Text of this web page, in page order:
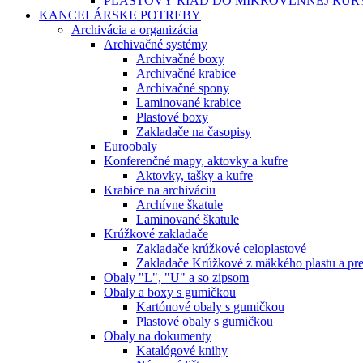
KANCELÁRSKE POTREBY
Archivácia a organizácia
Archivačné systémy
Archivačné boxy
Archivačné krabice
Archivačné spony
Laminované krabice
Plastové boxy
Zakladače na časopisy
Euroobaly
Konferenčné mapy, aktovky a kufre
Aktovky, tašky a kufre
Krabice na archiváciu
Archívne škatule
Laminované škatule
Krúžkové zakladače
Zakladače krúžkové celoplastové
Zakladače Krúžkové z mäkkého plastu a
Obaly "L", "U" a so zipsom
Obaly a boxy s gumičkou
Kartónové obaly s gumičkou
Plastové obaly s gumičkou
Obaly na dokumenty
Katalógové knihy